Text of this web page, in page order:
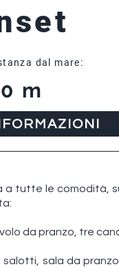
dal mare:
m
tutte le comodità,
da pranzo, tre
sala da